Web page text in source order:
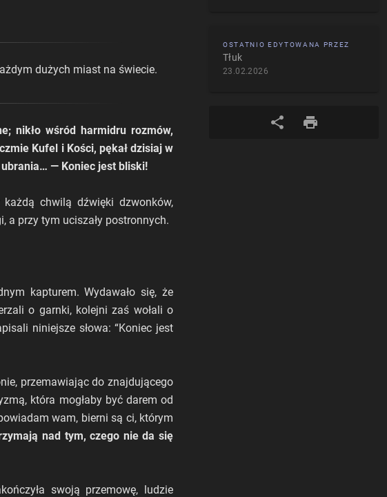
OSTATNIO EDYTOWANA PRZEZ
Tłuk
23.02.2026
dużych miast na świecie.
nikło wśród harmidru rozmów,
Kufel i Kości, pękał dzisiaj w
— Koniec jest bliski!
chwilą dźwięki dzwonków,
a przy tym uciszały postronnych.
kapturem. Wydawało się, że
o garnki, kolejni zaś wołali o
niniejsze słowa: “Koniec jest
przemawiając do znajdującego
która mogłaby być darem od
wam, bierni są ci, którym
nad tym, czego nie da się
swoją przemowę, ludzie